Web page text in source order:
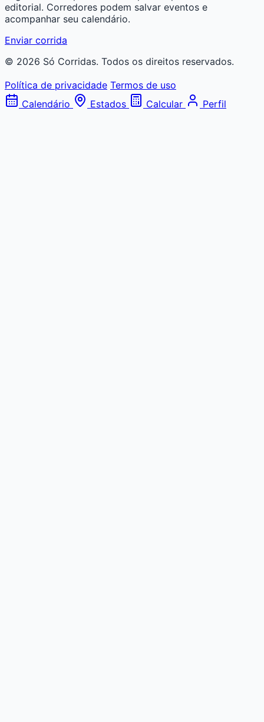
editorial. Corredores podem salvar eventos e
acompanhar seu calendário.
Enviar corrida
© 2026 Só Corridas. Todos os direitos reservados.
Política de privacidade Termos de uso
Calendário
Estados Calcular Perfil